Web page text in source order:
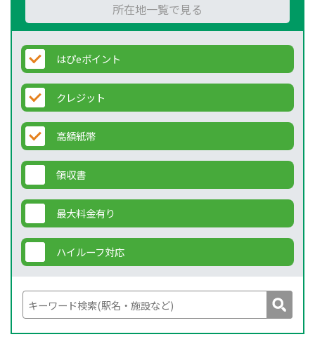
所在地一覧で見る
はぴeポイント
クレジット
高額紙幣
領収書
最大料金有り
ハイルーフ対応